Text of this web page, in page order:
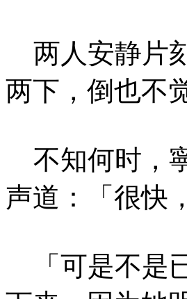
两人安静片
两下，倒也不
不知何时，
声道：「很快
「可是不是